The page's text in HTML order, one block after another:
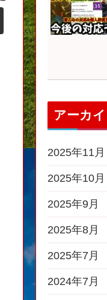
アーカ
2025年11月
2025年10月
2025年9月
2025年8月
2025年7月
2024年7月